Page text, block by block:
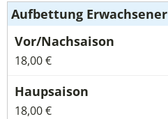
Aufbettung Erwachsener
18,00 €
18,00 €